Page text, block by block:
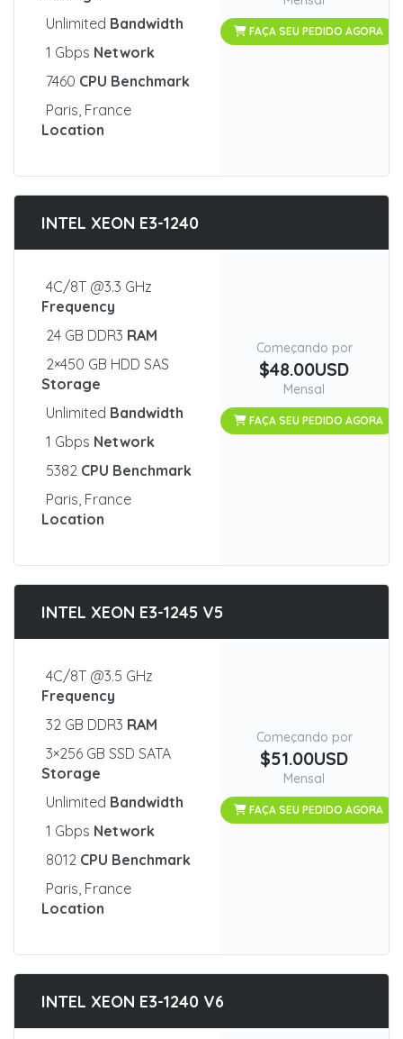
Unlimited Bandwidth
1 Gbps Network
7460 CPU Benchmark
Paris, France
Location
FAÇA SEU PEDIDO AGORA
INTEL XEON E3-1240
4C/8T @3.3 GHz
Frequency
24 GB DDR3 RAM
2×450 GB HDD SAS
Storage
Unlimited Bandwidth
1 Gbps Network
5382 CPU Benchmark
Paris, France
Location
Começando por
$48.00USD
Mensal
FAÇA SEU PEDIDO AGORA
INTEL XEON E3-1245 V5
4C/8T @3.5 GHz
Frequency
32 GB DDR3 RAM
3×256 GB SSD SATA
Storage
Unlimited Bandwidth
1 Gbps Network
8012 CPU Benchmark
Paris, France
Location
Começando por
$51.00USD
Mensal
FAÇA SEU PEDIDO AGORA
INTEL XEON E3-1240 V6